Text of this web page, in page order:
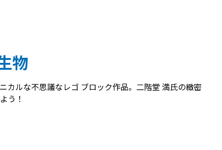
物
カルな不思議なレゴ ブロック作品。二階堂 満氏の緻密
う！